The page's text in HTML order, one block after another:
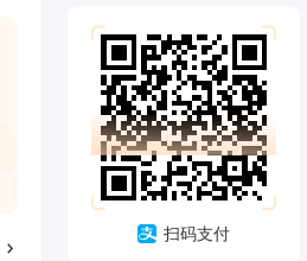
扫码支付